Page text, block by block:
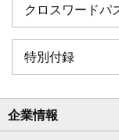
クロスワードパ
特別付録
企業情報